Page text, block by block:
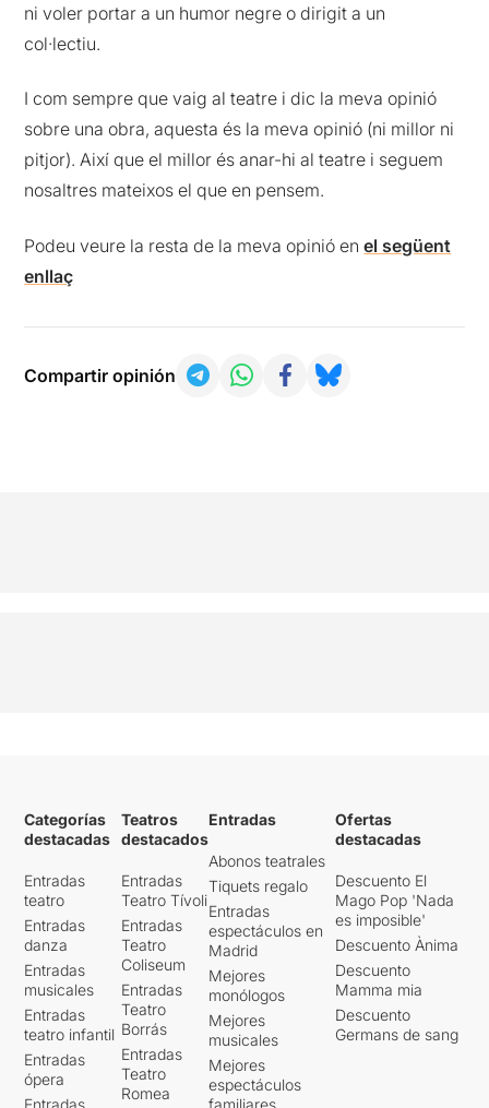
ni voler portar a un humor negre o dirigit a un
col·lectiu.
I com sempre que vaig al teatre i dic la meva opinió
sobre una obra, aquesta és la meva opinió (ni millor ni
pitjor). Així que el millor és anar-hi al teatre i seguem
nosaltres mateixos el que en pensem.
Podeu veure la resta de la meva opinió enel següent
enllaç
Compartir opinión
Categorías
destacadas
Entradas
teatro
Entradas
danza
Entradas
musicales
Entradas
teatro infantil
Entradas
ópera
Entradas
Teatros
destacados
Entradas
Teatro Tívoli
Entradas
Teatro
Coliseum
Entradas
Teatro
Borrás
Entradas
Teatro
Romea
Entradas
Abonos teatrales
Tiquets regalo
Entradas
espectáculos en
Madrid
Mejores
monólogos
Mejores
musicales
Mejores
espectáculos
familiares
Ofertas
destacadas
Descuento El
Mago Pop 'Nada
es imposible'
Descuento Ànima
Descuento
Mamma mia
Descuento
Germans de sang